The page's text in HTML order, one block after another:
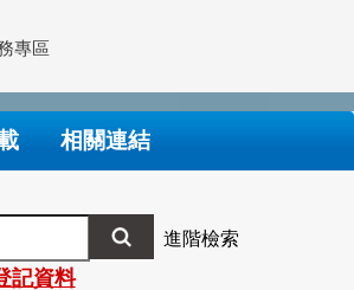
專區
相關連結
進階檢索
記資料